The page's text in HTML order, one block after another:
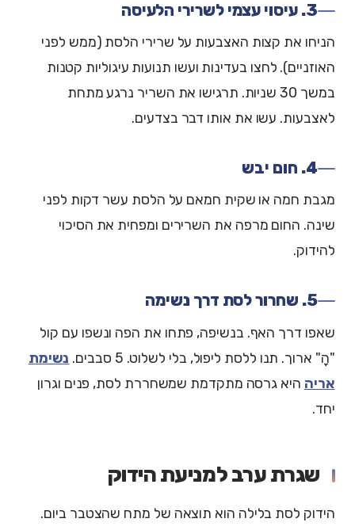
3. עיסוי עצמי לשרירי הלעיסה
הניחו את קצות האצבעות על שרירי הלסת (ממש לפני
האוזניים). לחצו בעדינות ועשו תנועות עיגוליות קטנות
במשך 30 שניות. תרגישו את השריר נרגע מתחת
לאצבעות. עשו את אותו דבר בצדעים.
4. חום יבש
מגבת חמה או שקית חמאם על הלסת עשר דקות לפני
שינה. החום מרפה את השרירים ומפחית את הסיכוי
להידוק.
5. שחרור לסת דרך נשימה
שאפו דרך האף. בנשיפה, פתחו את הפה ונשפו עם קול
"הָ" ארוך. תנו ללסת ליפול, בלי לשלוט. 5 סבבים.
נשימת
אריה היא גרסה מתקדמת שמשחררת לסת, פנים וגרון
יחד.
שגרת ערב למניעת הידוק
הידוק לסת בלילה הוא תוצאה של מתח שהצטבר ביום.